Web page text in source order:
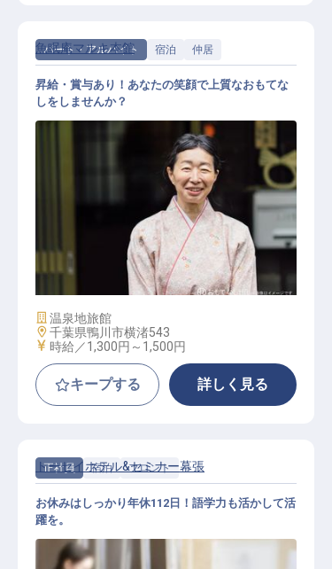
パート・アルバイト 宿泊 仲居
接客係
魚眠庵マルキ本館
昇給・賞与あり！あなたの笑顔で上質なおもてな
しをしませんか？
施設業態
温泉地旅館
勤務地
千葉県鴨川市横渚543
給与
時給／1,300円～ 1,500円
キープする 詳しく見る
正社員 宿泊 フロント
トーセイホテル&セミナー幕張
お休みはしっかり年休112日！語学力も活かして活
躍を。